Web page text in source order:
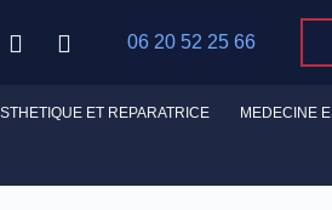
06 20 52 25 66
ET REPARATRICE MEDECINE